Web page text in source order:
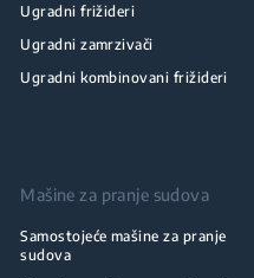
Ugradni frižideri
Ugradni zamrzivači
Ugradni kombinovani frižideri
Mašine za pranje sudova
Samostojeće mašine za pranje
sudova